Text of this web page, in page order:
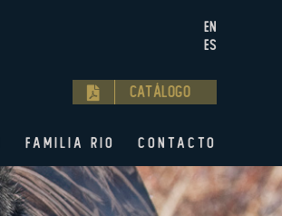
EN
ES
Catálogo
FAMILIA RIO CONTACTO